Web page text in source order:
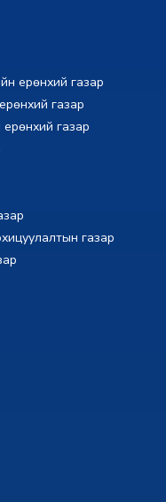
ерөнхий газар
газар
ерөнхий газар
газар